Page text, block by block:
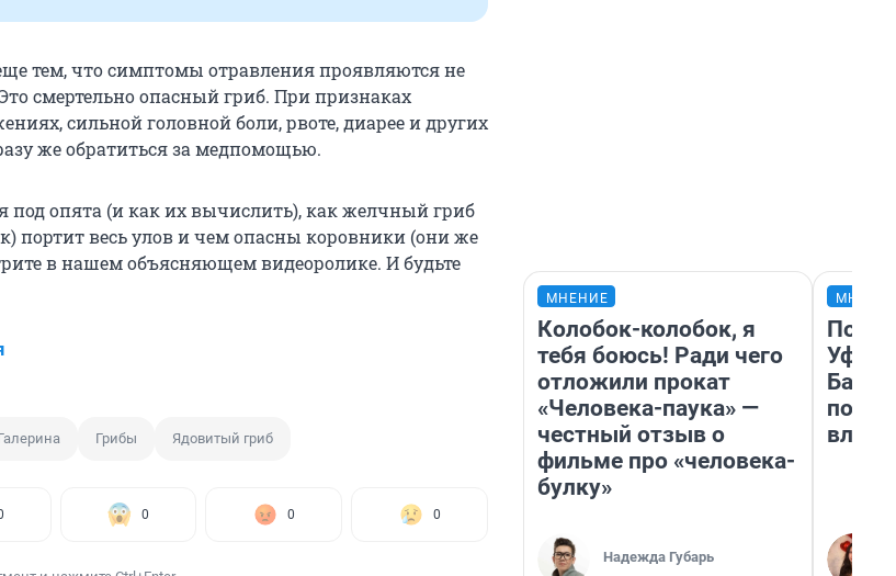
тем, что симптомы отравления проявляются не
Это смертельно опасный гриб. При признаках
сильной головной боли, рвоте, диарее и других
же обратиться за медпомощью.
под опята (и как их вычислить), как желчный гриб
портит весь улов и чем опасны коровники (они же
в нашем объясняющем видеоролике. И будьте
Грибы Ядовитый гриб
0 0 0
МНЕНИЕ
Колобок-колобок, я
тебя боюсь! Ради чего
отложили прокат
«Человека-паука» —
честный отзыв о
фильме про «человека-
булку»
Надежда Губарь
Уфы: